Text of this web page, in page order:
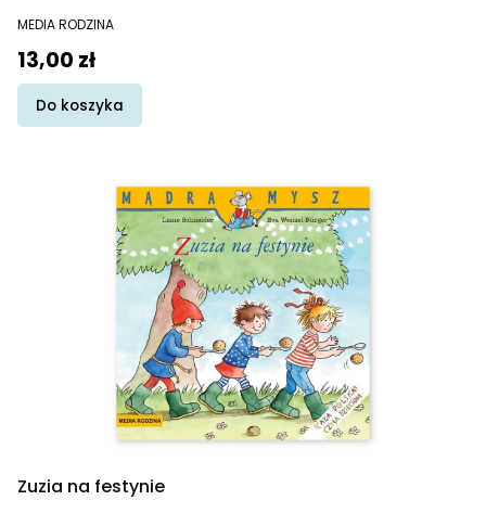
PRODUCENT
MEDIA RODZINA
Cena
13,00 zł
Do koszyka
Zuzia na festynie